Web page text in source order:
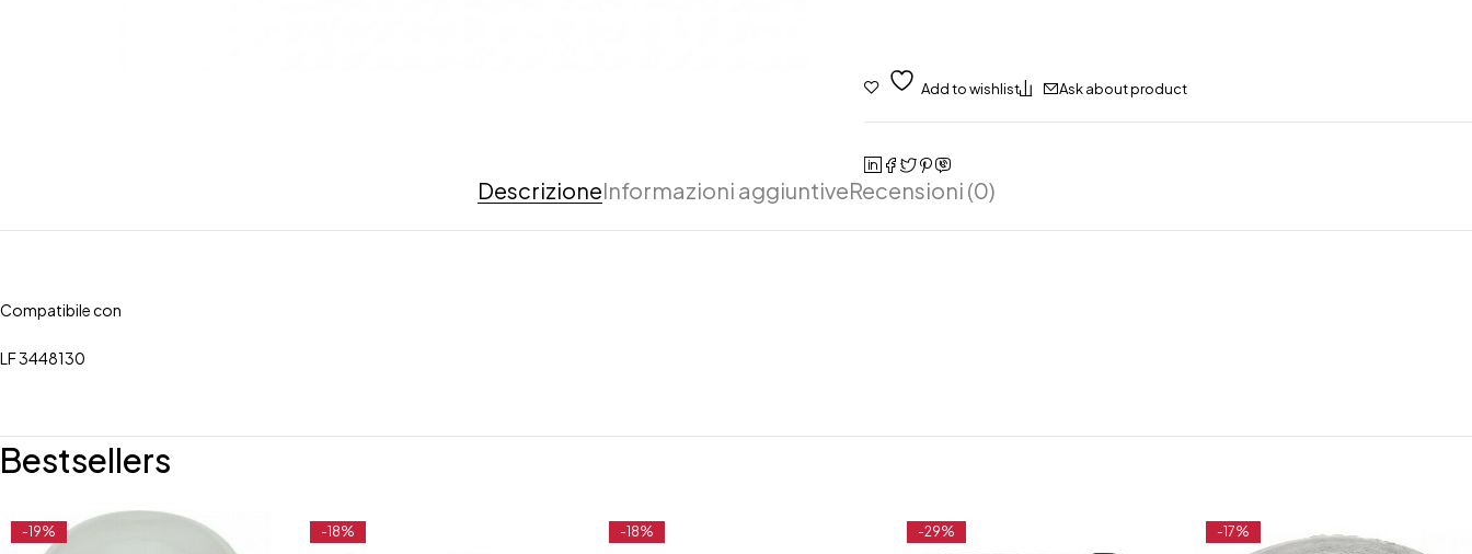
Ask about product
DescrizioneInformazioni aggiuntiveRecensioni (0)
Compatibile con
LF 3448130
Bestsellers
-19% -18% -18% -29% -17%